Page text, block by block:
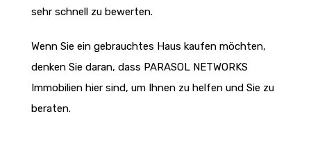
sehr schnell zu bewerten.
Wenn Sie ein gebrauchtes Haus kaufen möchten,
denken Sie daran, dass PARASOL NETWORKS
Immobilien hier sind, um Ihnen zu helfen und Sie zu
beraten.